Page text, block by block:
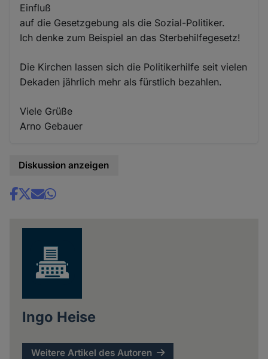
Einfluß
auf die Gesetzgebung als die Sozial-Politiker.
Ich denke zum Beispiel an das Sterbehilfegesetz!
Die Kirchen lassen sich die Politikerhilfe seit vielen
Dekaden jährlich mehr als fürstlich bezahlen.
Viele Grüße
Arno Gebauer
Diskussion anzeigen
Share
Ingo Heise
Weitere Artikel des Autoren